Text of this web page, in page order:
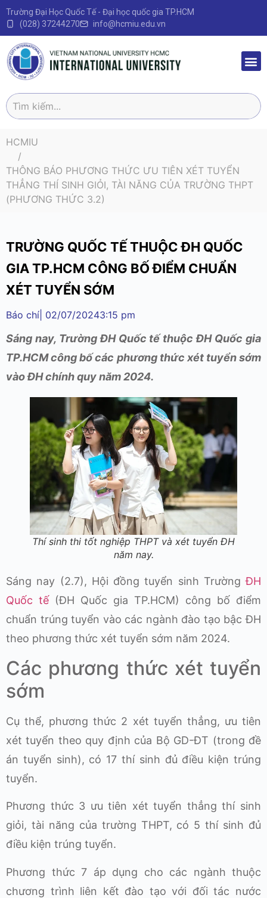
Trường Đại Học Quốc Tế - Đại học quốc gia TP.HCM
(028) 37244270
info@hcmiu.edu.vn
HCMIU
THÔNG BÁO PHƯƠNG THỨC ƯU TIÊN XÉT TUYỂN
THẲNG THÍ SINH GIỎI, TÀI NĂNG CỦA TRƯỜNG THPT
(PHƯƠNG THỨC 3.2)
TRƯỜNG QUỐC TẾ THUỘC ĐH QUỐC
GIA TP.HCM CÔNG BỐ ĐIỂM CHUẨN
XÉT TUYỂN SỚM
Báo chí 02/07/20243:15 pm
Sáng nay, Trường ĐH Quốc tế thuộc ĐH Quốc gia
TP.HCM công bố các phương thức xét tuyển sớm
vào ĐH chính quy năm 2024.
Thí sinh thi tốt nghiệp THPT và xét tuyển ĐH
năm nay.
Sáng nay (2.7), Hội đồng tuyển sinh TrườngĐH
Quốc tế (ĐH Quốc gia TP.HCM) công bố điểm
chuẩn trúng tuyển vào các ngành đào tạo bậc ĐH
theo phương thức xét tuyển sớm năm 2024.
Các phương thức xét tuyển
sớm
Cụ thể, phương thức 2 xét tuyển thẳng, ưu tiên
xét tuyển theo quy định của Bộ GD-ĐT (trong đề
án tuyển sinh), có 17 thí sinh đủ điều kiện trúng
tuyển.
Phương thức 3 ưu tiên xét tuyển thẳng thí sinh
giỏi, tài năng của trường THPT, có 5 thí sinh đủ
điều kiện trúng tuyển.
Phương thức 7 áp dụng cho các ngành thuộc
chương trình liên kết đào tạo với đối tác nước